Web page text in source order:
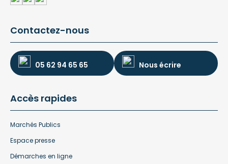
Contactez-nous
05 62 94 65 65 Nous écrire
Accès rapides
Marchés Publics
Espace presse
Démarches en ligne